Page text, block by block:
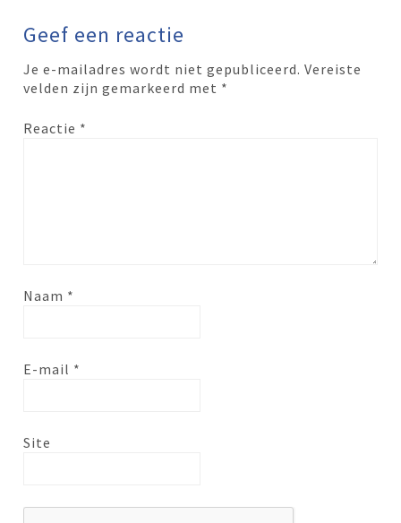
Geef een reactie
Je e-mailadres wordt niet gepubliceerd. Vereiste
velden zijn gemarkeerd met *
Reactie *
Naam *
E-mail *
Site